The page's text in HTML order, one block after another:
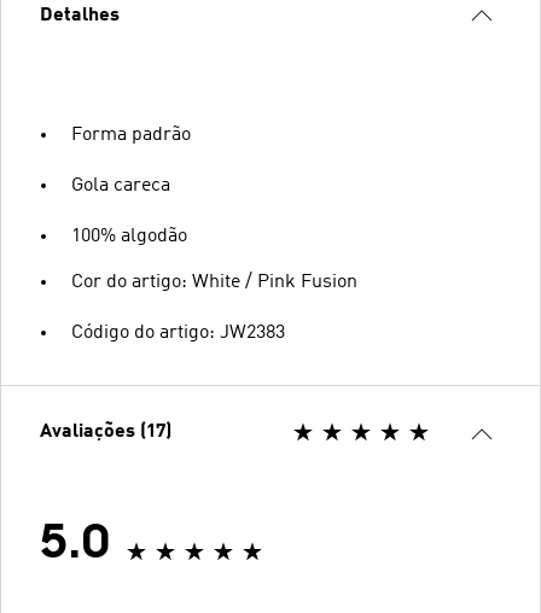
Detalhes
Forma padrão
Gola careca
100% algodão
Cor do artigo: White / Pink Fusion
Código do artigo: JW2383
Avaliações (17)
5.0